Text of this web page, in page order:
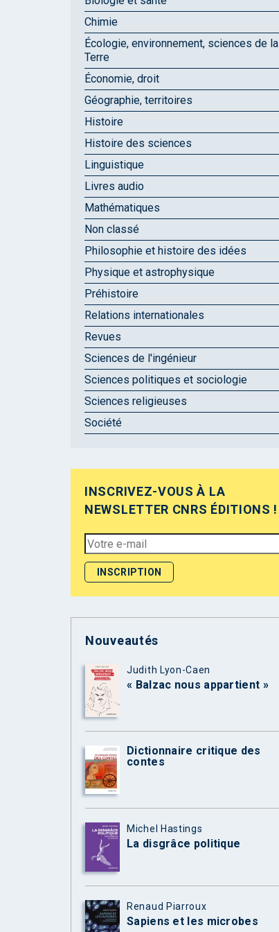
Chimie
Écologie, environnement, sciences de la
Terre
Économie, droit
Géographie, territoires
Histoire
Histoire des sciences
Linguistique
Livres audio
Mathématiques
Non classé
Philosophie et histoire des idées
Physique et astrophysique
Préhistoire
Relations internationales
Revues
Sciences de l'ingénieur
Sciences politiques et sociologie
Sciences religieuses
Société
INSCRIVEZ-VOUS À LA
NEWSLETTER CNRS ÉDITIONS !
Nouveautés
Judith Lyon-Caen
« Balzac nous appartient »
Dictionnaire critique des
contes
Michel Hastings
La disgrâce politique
Renaud Piarroux
Sapiens et les microbes